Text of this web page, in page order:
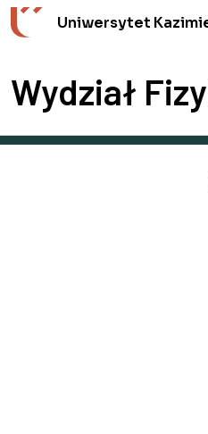
Przejdź do wyszukiwarki
Przejdź do treści
Przejdź do stopki - Kontakt
Uniwersytet
Wydział